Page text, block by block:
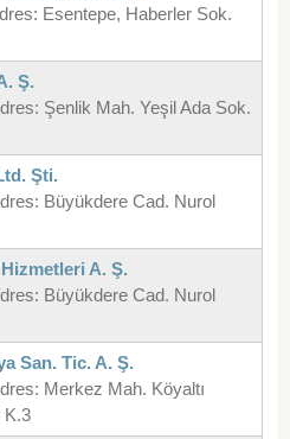
Esentepe, Haberler Sok.
Ş.
Şenlik Mah. Yeşil Ada Sok.
Şti.
Büyükdere Cad. Nurol
A. Ş.
Büyükdere Cad. Nurol
San. Tic. A. Ş.
Merkez Mah. Köyaltı
K.3